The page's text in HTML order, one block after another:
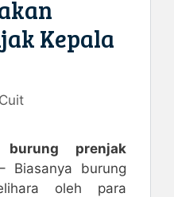
Kepala
burung prenjak
Biasanya burung
oleh para